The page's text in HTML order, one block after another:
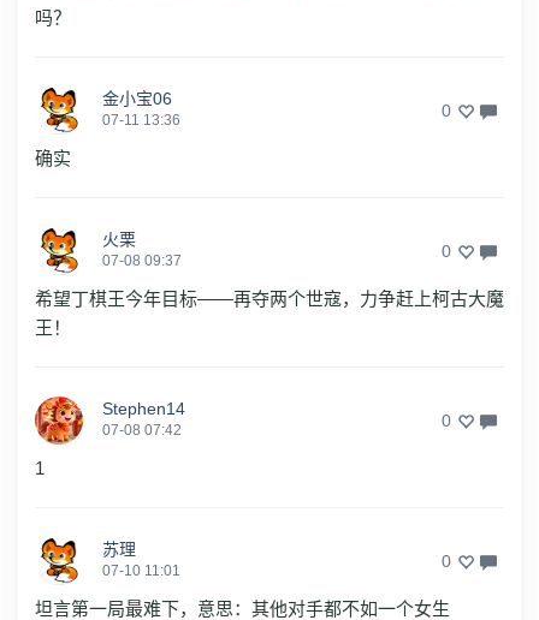
吗？
金小宝06
07-11 13:36 0
确实
火栗
07-08 09:37 0
希望丁棋王今年目标——再夺两个世寇，力争赶上柯古大魔
王！
Stephen14
07-08 07:42 0
1
苏理
07-10 11:01 0
坦言第一局最难下，意思：其他对手都不如一个女生